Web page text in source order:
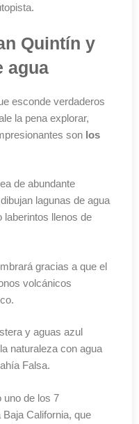
Quintín y
agua
esconde verdaderos
la pena explorar,
son los
de abundante
lagunas de agua
laberintos llenos de
gracias a que el
volcánicos
y aguas azul
naturaleza con agua
Falsa.
uno de los 7
California, que